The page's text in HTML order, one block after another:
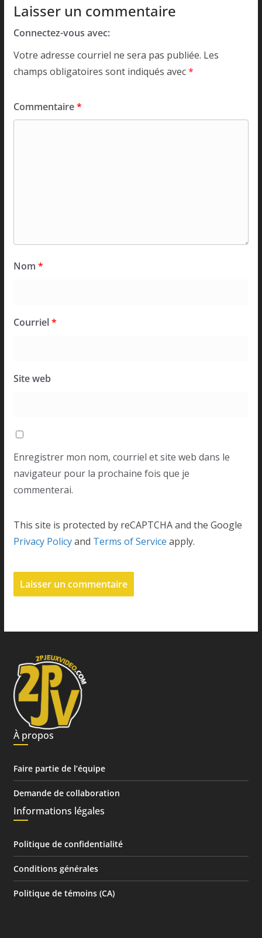
Laisser un commentaire
Connectez-vous avec:
Votre adresse courriel ne sera pas publiée. Les
champs obligatoires sont indiqués avec*
Commentaire*
Nom *
Courriel*
Site web
Enregistrer mon nom, courriel et site web dans le
navigateur pour la prochaine fois que je
commenterai.
This site is protected by reCAPTCHA and the Google
Privacy Policyand Terms of Service apply.
À propos
Faire partie de l’équipe
Demande de collaboration
Informations légales
Politique de confidentialité
Conditions générales
Politique de témoins (CA)